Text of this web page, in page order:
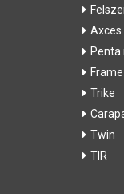
Penta
Frame
Trike
Twin
TIR